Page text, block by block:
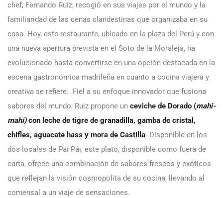
chef, Fernando Ruiz, recogió en sus viajes por el mundo y la
familiaridad de las cenas clandestinas que organizaba en su
casa. Hoy, este restaurante, ubicado en la plaza del Perú y con
una nueva apertura prevista en el Soto de la Moraleja, ha
evolucionado hasta convertirse en una opción destacada en la
escena gastronómica madrileña en cuanto a cocina viajera y
creativa se refiere. Fiel a su enfoque innovador que fusiona
sabores del mundo, Ruiz propone un ceviche de Dorado (mahi-
mahi)con leche de tigre de granadilla, gamba de cristal,
chifles, aguacate hass y mora de Castilla. Disponible en los
dos locales de Pai Pái, este plato, disponible como fuera de
carta, ofrece una combinación de sabores frescos y exóticos
que reflejan la visión cosmopolita de su cocina, llevando al
comensal a un viaje de sensaciones.